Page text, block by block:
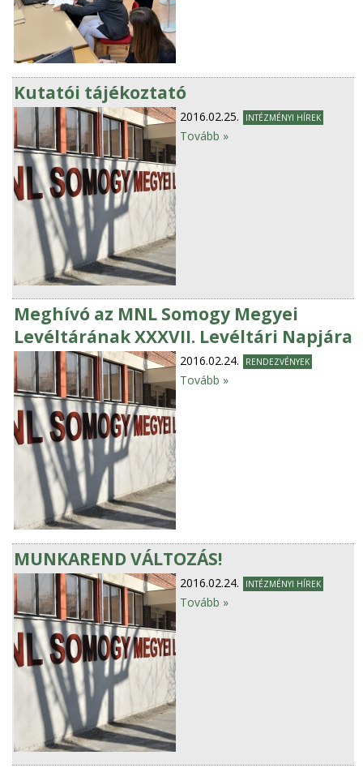
Kutatói tájékoztató
2016.02.25. INTÉZMÉNYI HÍREK
Tovább »
Meghívó az MNL Somogy Megyei
Levéltárának XXXVII. Levéltári Napjára
2016.02.24. RENDEZVÉNYEK
Tovább »
MUNKAREND VÁLTOZÁS!
2016.02.24. INTÉZMÉNYI HÍREK
Tovább »